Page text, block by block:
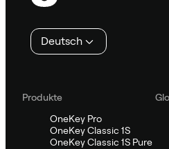
Deutsch
Produkte
OneKey Pro
OneKey Classic 1S
OneKey Classic 1S Pure